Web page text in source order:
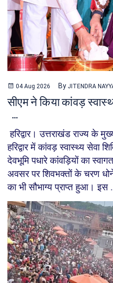
04 Aug 2026 By JITENDRA
सीएम ने किया कांवड़
...
हरिद्वार। उत्तराखंड राज्य के
हरिद्वार में कांवड़ स्वास्थ्य सेवा
देवभूमि पधारे कांवड़ियों का
अवसर पर शिवभक्तों के चरण
का भी सौभाग्य प्राप्त हुआ। इस